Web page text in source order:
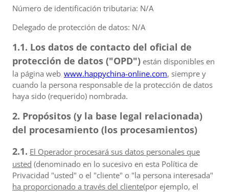
Número de identificación tributaria: N/A
Delegado de protección de datos: N/A
1.1. Los datos de contacto del oficial de
protección de datos ("OPD") están disponibles en
la página web www.happychina-online.com, siempre y
cuando la persona responsable de la protección de datos
haya sido (requerido) nombrada.
2. Propósitos (y la base legal relacionada)
del procesamiento (los procesamientos)
2.1. El Operador procesará sus datos personales que
usted (denominado en lo sucesivo en esta Política de
Privacidad "usted" o el "cliente" o "la persona interesada"
ha proporcionado a través del cliente(por ejemplo, el